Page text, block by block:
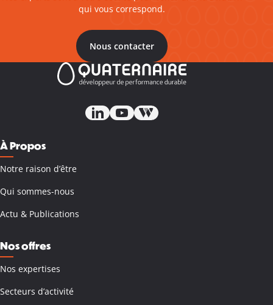
qui vous correspond.
Nous contacter
À Propos
Notre raison d’être
Qui sommes-nous
Actu & Publications
Nos offres
Nos expertises
Secteurs d’activité